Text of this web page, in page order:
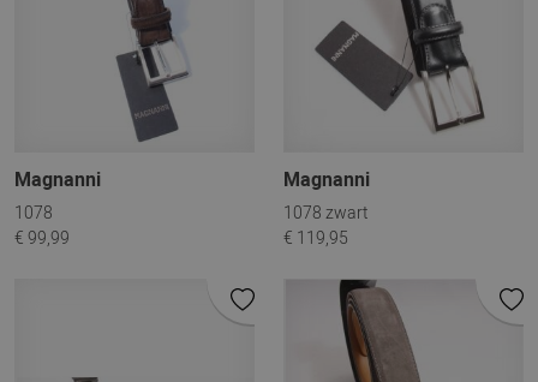
Magnanni
1078
€ 99,99
Magnanni
1078 zwart
€ 119,95